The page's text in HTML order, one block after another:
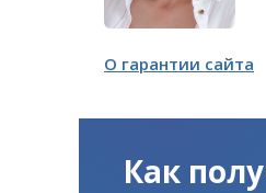
О гарантии сайта
Как